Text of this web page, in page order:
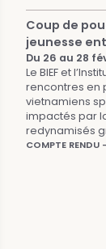
Coup de
jeunesse
Du 26 au 28
Le BIEF et
rencontres en
vietnamiens
impactés par
redynamisés
COMPTE